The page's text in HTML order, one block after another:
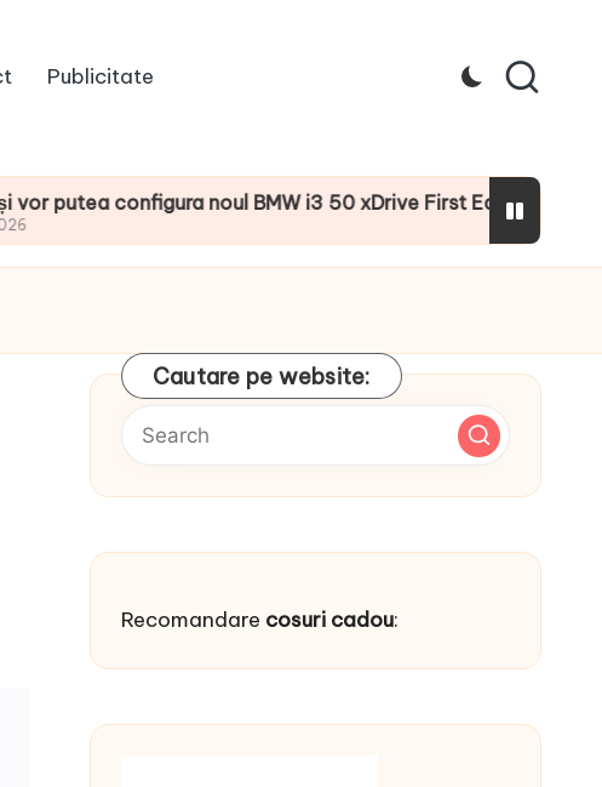
Publicitate
noul BMW i3 50 xDrive First Edition cu numeroase
Cautare pe website:
Recomandare cosuri cadou: